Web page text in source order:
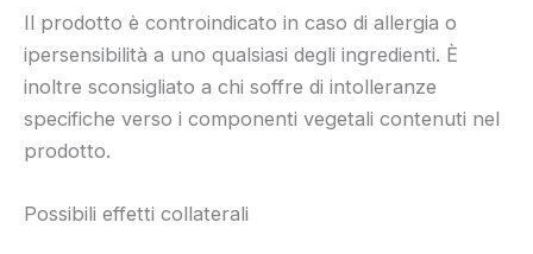
Il prodotto è controindicato in caso di allergia o
ipersensibilità a uno qualsiasi degli ingredienti. È
inoltre sconsigliato a chi soffre di intolleranze
specifiche verso i componenti vegetali contenuti nel
prodotto.
Possibili effetti collaterali